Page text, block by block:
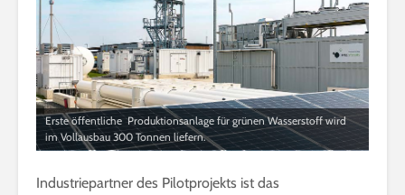
Erste öffentliche Produktionsanlage für grünen Wasserstoff wird
im Vollausbau 300 Tonnen liefern.
Industriepartner des Pilotprojekts ist das